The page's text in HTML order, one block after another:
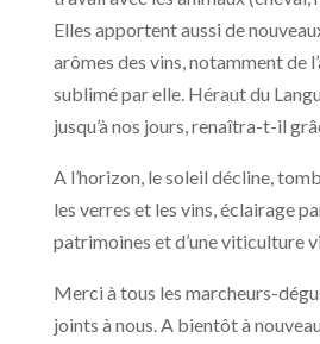
Elles apportent aussi de
arômes des vins, notamment de
sublimé par elle. Héraut du
jusqu’à nos jours, renaîtra-t-il
A l’horizon, le soleil décline,
les verres et les vins, éclairage
patrimoines et d’une viticulture
Merci à tous les marcheurs-
joints à nous. A bientôt à